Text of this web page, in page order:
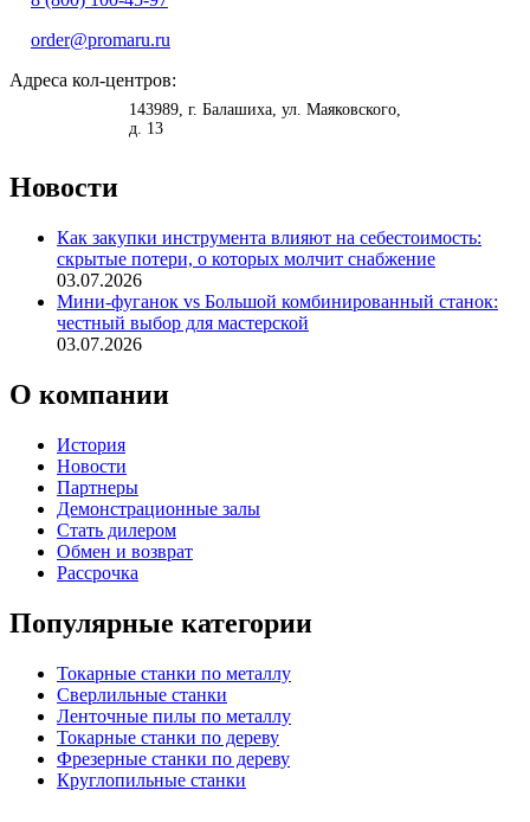
order@promaru.ru
Адреса кол-центров:
143989, г. Балашиха, ул. Маяковского,
д. 13
Новости
Как закупки инструмента влияют на себестоимость:
скрытые потери, о которых молчит снабжение
03.07.2026
Мини-фуганок vs Большой комбинированный станок:
честный выбор для мастерской
03.07.2026
О компании
История
Новости
Партнеры
Демонстрационные залы
Стать дилером
Обмен и возврат
Рассрочка
Популярные категории
Токарные станки по металлу
Сверлильные станки
Ленточные пилы по металлу
Токарные станки по дереву
Фрезерные станки по дереву
Круглопильные станки